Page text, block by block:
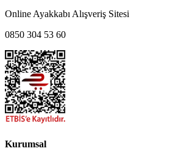
Online Ayakkabı Alışveriş Sitesi
0850 304 53 60
Kurumsal